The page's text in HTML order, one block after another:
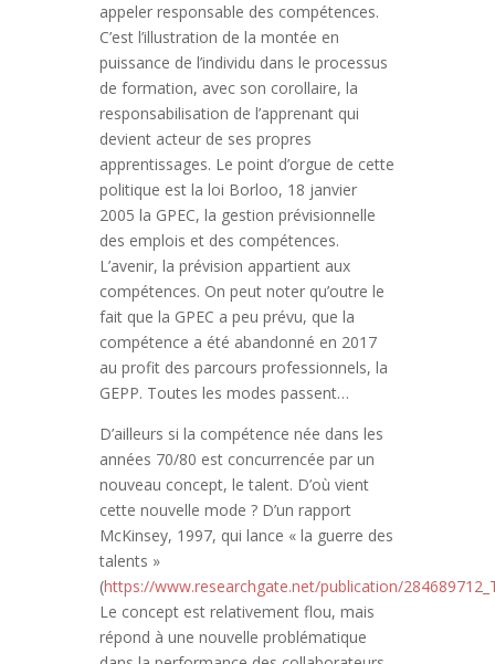
appeler responsable des compétences.
C’est l’illustration de la montée en
puissance de l’individu dans le processus
de formation, avec son corollaire, la
responsabilisation de l’apprenant qui
devient acteur de ses propres
apprentissages. Le point d’orgue de cette
politique est la loi Borloo, 18 janvier
2005 la GPEC, la gestion prévisionnelle
des emplois et des compétences.
L’avenir, la prévision appartient aux
compétences. On peut noter qu’outre le
fait que la GPEC a peu prévu, que la
compétence a été abandonné en 2017
au profit des parcours professionnels, la
GEPP. Toutes les modes passent…
D’ailleurs si la compétence née dans les
années 70/80 est concurrencée par un
nouveau concept, le talent. D’où vient
cette nouvelle mode ? D’un rapport
McKinsey, 1997, qui lance « la guerre des
talents »
(https://www.researchgate.net/publication/
Le concept est relativement flou, mais
répond à une nouvelle problématique